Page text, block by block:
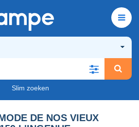
Slim zoeken
DE NOS VIEUX